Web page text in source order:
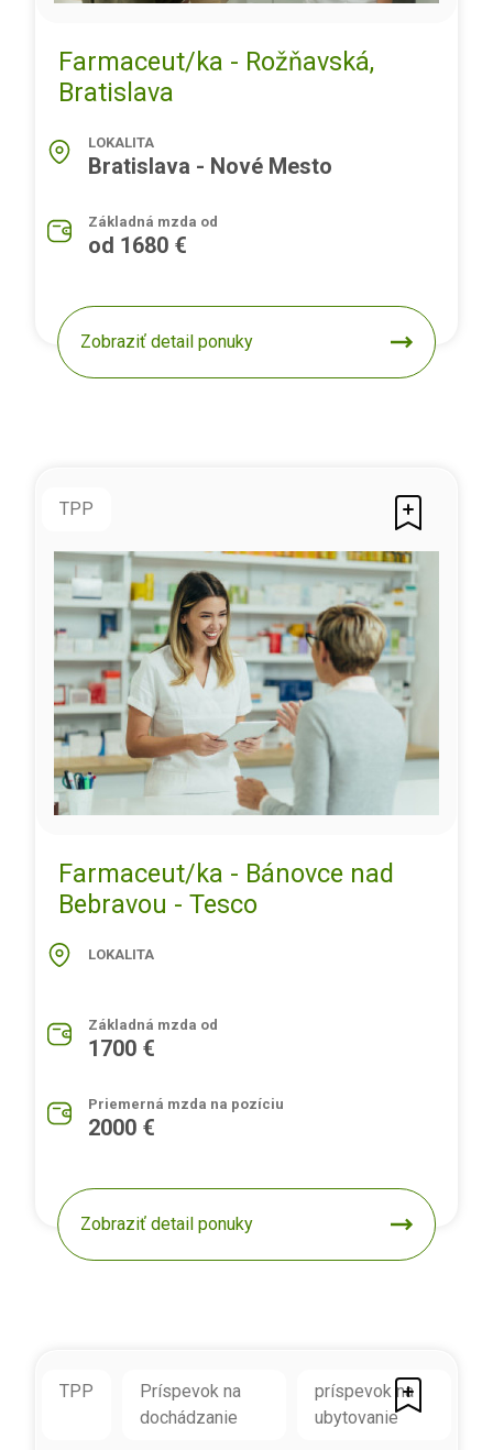
Farmaceut/ka - Rožňavská,
Bratislava
LOKALITA
Bratislava - Nové Mesto
Základná mzda od
od 1680 €
Zobraziť detail ponuky
TPP
Farmaceut/ka - Bánovce nad
Bebravou - Tesco
LOKALITA
Základná mzda od
1700 €
Priemerná mzda na pozíciu
2000 €
Zobraziť detail ponuky
TPP
Príspevok na
dochádzanie
príspevok na
ubytovanie